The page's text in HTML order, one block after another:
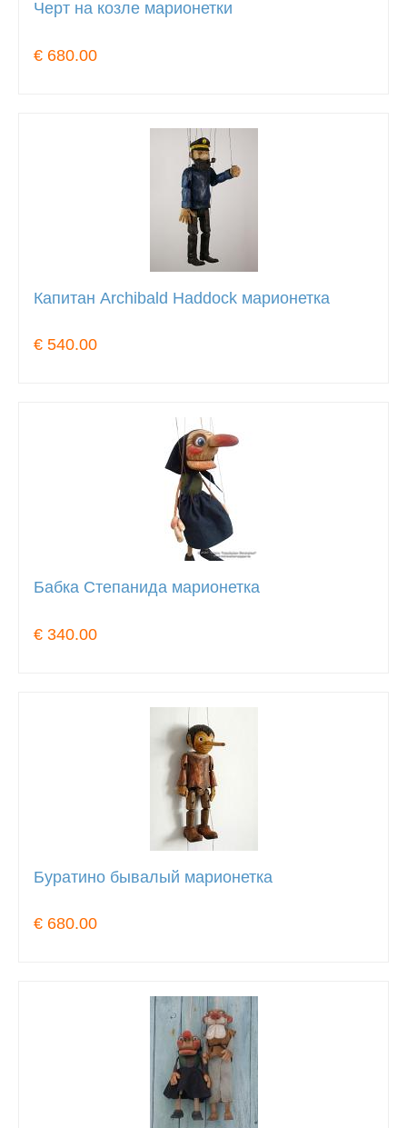
Черт на козле марионетки
€ 680.00
Капитан Archibald Haddock марионетка
€ 540.00
Бабка Степанида марионетка
€ 340.00
Буратино бывалый марионетка
€ 680.00